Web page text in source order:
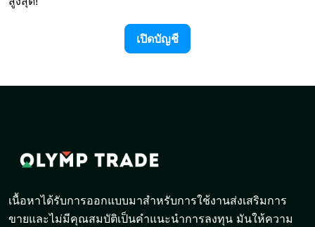
เปิดบัญชี
เนื้อหาได้รับการออกแบบมาสำหรับการใช้งานส่งเสริมการ
ขายและไม่มีคุณสมบัติเป็นคำแนะนำการลงทุน มันให้ความ